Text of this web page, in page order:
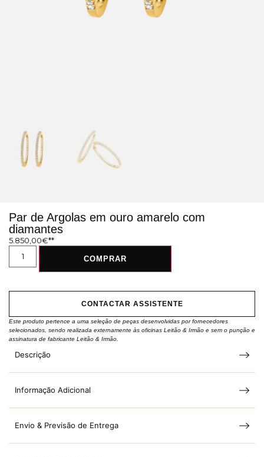
Par de Argolas em ouro amarelo com
diamantes
5.850,00€
COMPRAR
CONTACTAR ASSISTENTE
Este produto pertence a uma seleção de peças desenvolvidas por fornecedores
selecionados, sendo realizada externamente às oficinas Leitão & Irmão e sem o punção e
assinatura de fabricante Leitão & Irmão.
Descrição
Informação Adicional
Envio & Previsão de Entrega